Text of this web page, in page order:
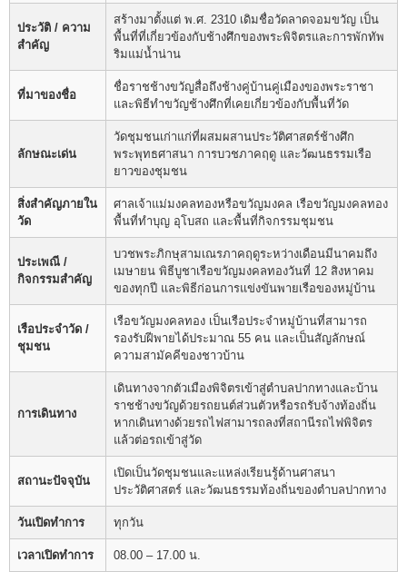
ประวัติ / ความ
สำคัญ
สร้างมาตั้งแต่ พ.ศ. 2310 เดิมชื่อวัดลาดจอมขวัญ เป็น
พื้นที่ที่เกี่ยวข้องกับช้างศึกของพระพิจิตรและการพักทัพ
ริมแม่น้ำน่าน
ที่มาของชื่อ
ชื่อราชช้างขวัญสื่อถึงช้างคู่บ้านคู่เมืองของพระราชา
และพิธีทำขวัญช้างศึกที่เคยเกี่ยวข้องกับพื้นที่วัด
ลักษณะเด่น
วัดชุมชนเก่าแก่ที่ผสมผสานประวัติศาสตร์ช้างศึก
พระพุทธศาสนา การบวชภาคฤดู และวัฒนธรรมเรือ
ยาวของชุมชน
สิ่งสำคัญภายใน
วัด
ศาลเจ้าแม่มงคลทองหรือขวัญมงคล เรือขวัญมงคลทอง
พื้นที่ทำบุญ อุโบสถ และพื้นที่กิจกรรมชุมชน
ประเพณี /
กิจกรรมสำคัญ
บวชพระภิกษุสามเณรภาคฤดูระหว่างเดือนมีนาคมถึง
เมษายน พิธีบูชาเรือขวัญมงคลทองวันที่ 12 สิงหาคม
ของทุกปี และพิธีก่อนการแข่งขันพายเรือของหมู่บ้าน
เรือประจำวัด /
ชุมชน
เรือขวัญมงคลทอง เป็นเรือประจำหมู่บ้านที่สามารถ
รองรับฝีพายได้ประมาณ 55 คน และเป็นสัญลักษณ์
ความสามัคคีของชาวบ้าน
การเดินทาง
เดินทางจากตัวเมืองพิจิตรเข้าสู่ตำบลปากทางและบ้าน
ราชช้างขวัญด้วยรถยนต์ส่วนตัวหรือรถรับจ้างท้องถิ่น
หากเดินทางด้วยรถไฟสามารถลงที่สถานีรถไฟพิจิตร
แล้วต่อรถเข้าสู่วัด
สถานะปัจจุบัน
เปิดเป็นวัดชุมชนและแหล่งเรียนรู้ด้านศาสนา
ประวัติศาสตร์ และวัฒนธรรมท้องถิ่นของตำบลปากทาง
วันเปิดทำการ ทุกวัน
เวลาเปิดทำการ 08.00 – 17.00 น.